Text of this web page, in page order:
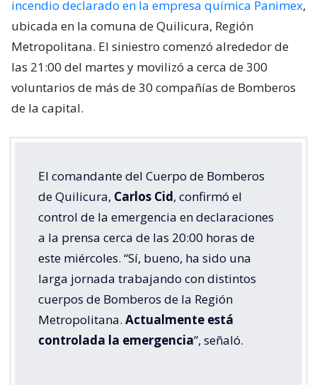
incendio declarado en la empresa química Panimex,
ubicada en la comuna de Quilicura, Región
Metropolitana. El siniestro comenzó alrededor de
las 21:00 del martes y movilizó a cerca de 300
voluntarios de más de 30 compañías de Bomberos
de la capital.
El comandante del Cuerpo de Bomberos
de Quilicura, Carlos Cid, confirmó el
control de la emergencia en declaraciones
a la prensa cerca de las 20:00 horas de
este miércoles. “Sí, bueno, ha sido una
larga jornada trabajando con distintos
cuerpos de Bomberos de la Región
Metropolitana. Actualmente está
controlada la emergencia”, señaló.